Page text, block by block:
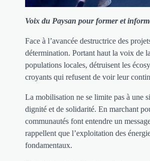
Voix du Paysan pour former et
Face à l’avancée destructrice des
détermination. Portant haut la voix de
populations locales, détruisent les
croyants qui refusent de voir leur
La mobilisation ne se limite pas à une
dignité et de solidarité. En marchant
communautés font entendre un
rappellent que l’exploitation des
fondamentaux.